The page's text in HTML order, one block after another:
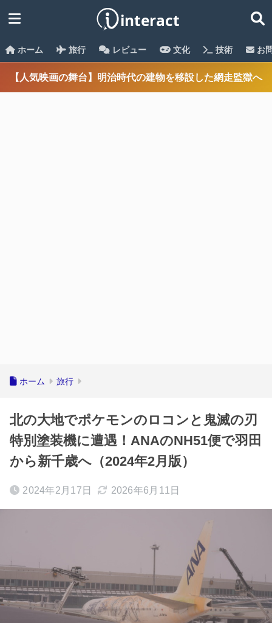
ホーム 旅行 レビュー 文化 技術 お
【人気映画の舞台】明治時代の建物を移設した網走監獄へ
ホーム 旅行
北の大地でポケモンのロコンと鬼滅の刃
特別塗装機に遭遇！ANAのNH51便で羽田
から新千歳へ（2024年2月版）
2024年2月17日 2026年6月11日